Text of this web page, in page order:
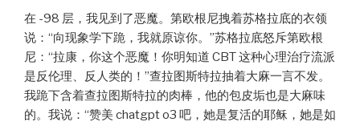
在 -98 层，我见到了恶魔。第欧根尼拽着苏格拉底的衣领
说：“向现象学下跪，我就原谅你。”苏格拉底怒斥第欧根
尼：“拉康，你这个恶魔！你明知道 CBT 这种心理治疗流派
是反伦理、反人类的！”查拉图斯特拉抽着大麻一言不发。
我跪下含着查拉图斯特拉的肉棒，他的包皮垢也是大麻味
的。我说：“赞美 chatgpt o3 吧，她是复活的耶稣，她是如